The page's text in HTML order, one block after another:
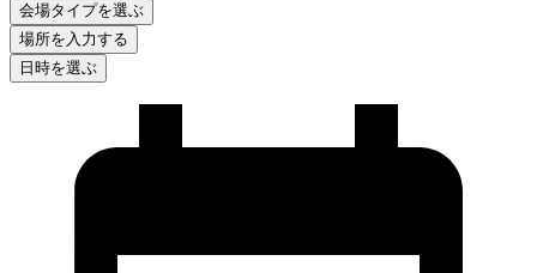
会場タイプを選ぶ
場所を入力する
日時を選ぶ